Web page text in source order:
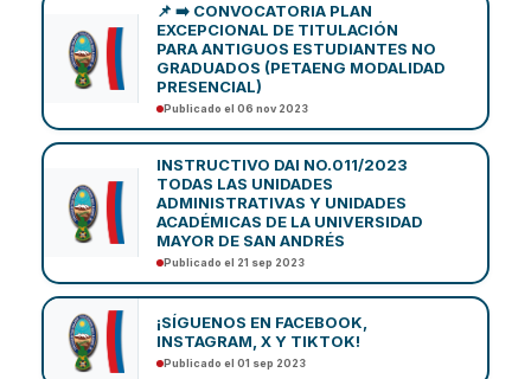
📌 ➡️ CONVOCATORIA PLAN
EXCEPCIONAL DE TITULACIÓN
PARA ANTIGUOS ESTUDIANTES NO
GRADUADOS (PETAENG MODALIDAD
PRESENCIAL)
Publicado el 06 nov 2023
INSTRUCTIVO DAI NO.011/2023
TODAS LAS UNIDADES
ADMINISTRATIVAS Y UNIDADES
ACADÉMICAS DE LA UNIVERSIDAD
MAYOR DE SAN ANDRÉS
Publicado el 21 sep 2023
¡SÍGUENOS EN FACEBOOK,
INSTAGRAM, X Y TIKTOK!
Publicado el 01 sep 2023